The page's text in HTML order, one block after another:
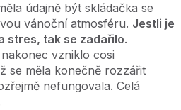
údajně být skládačka se
vánoční atmosféru. Jestli je
stres, tak se zadařilo.
vzniklo cosi
se měla konečně rozzářit
nefungovala. Celá